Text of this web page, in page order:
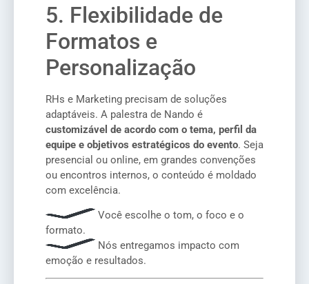
5. Flexibilidade de
Formatos e
Personalização
RHs e Marketing precisam de soluções
adaptáveis. A palestra de Nando é
customizável de acordo com o tema, perfil da
equipe e objetivos estratégicos do evento. Seja
presencial ou online, em grandes convenções
ou encontros internos, o conteúdo é moldado
com excelência.
Você escolhe o tom, o foco e o
formato.
Nós entregamos impacto com
emoção e resultados.